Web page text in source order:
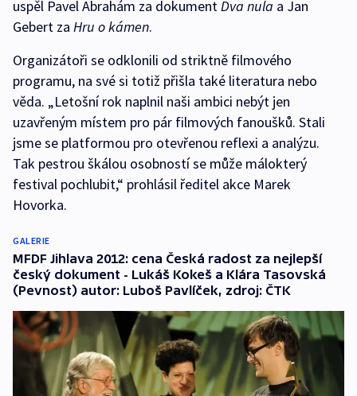
uspěl Pavel Abrahám za dokumentDva nula a Jan
Gebert za Hru o kámen.
Organizátoři se odklonili od striktně filmového
programu, na své si totiž přišla také literatura nebo
věda. „Letošní rok naplnil naši ambici nebýt jen
uzavřeným místem pro pár filmových fanoušků. Stali
jsme se platformou pro otevřenou reflexi a analýzu.
Tak pestrou škálou osobností se může málokterý
festival pochlubit,“ prohlásil ředitel akce Marek
Hovorka.
GALERIE
MFDF Jihlava 2012: cena Česká radost za nejlepší
český dokument - Lukáš Kokeš a Klára Tasovská
(Pevnost) autor: Luboš Pavlíček, zdroj: ČTK